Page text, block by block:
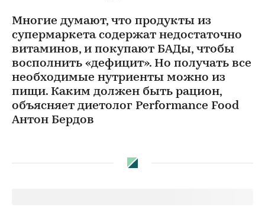
Многие думают, что продукты из
супермаркета содержат недостаточно
витаминов, и покупают БАДы, чтобы
восполнить «дефицит». Но получать все
необходимые нутриенты можно из
пищи. Каким должен быть рацион,
объясняет диетолог Performance Food
Антон Бердов